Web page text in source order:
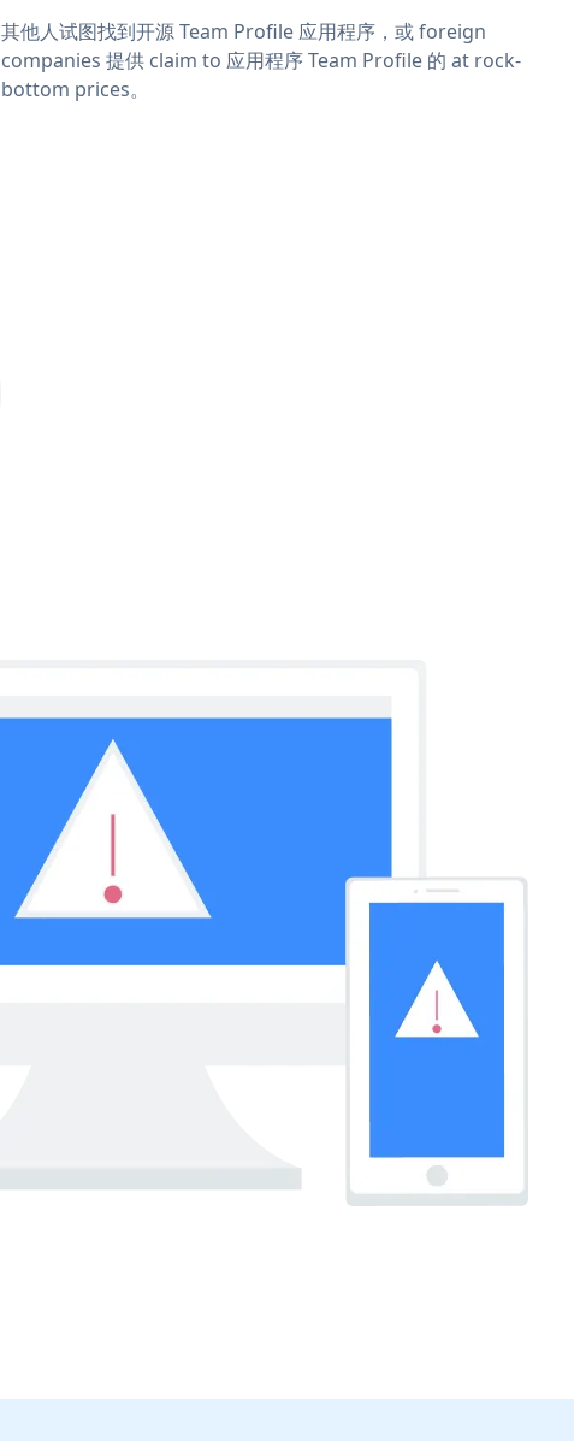
其他人试图找到开源 Team Profile 应用程序，或 foreign
companies 提供 claim to 应用程序 Team Profile 的 at rock-
bottom prices。